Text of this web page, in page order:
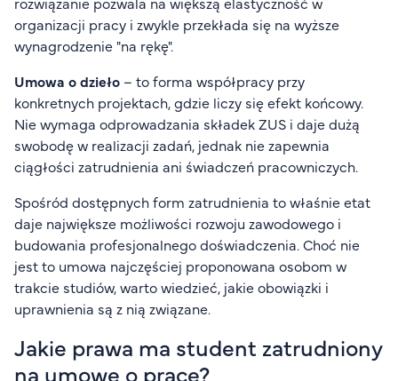
organizacji pracy i zwykle przekłada się na wyższe
wynagrodzenie "na rękę".
Umowa o dzieło – to forma współpracy przy
konkretnych projektach, gdzie liczy się efekt końcowy.
Nie wymaga odprowadzania składek ZUS i daje dużą
swobodę w realizacji zadań, jednak nie zapewnia
ciągłości zatrudnienia ani świadczeń pracowniczych.
Spośród dostępnych form zatrudnienia to właśnie etat
daje największe możliwości rozwoju zawodowego i
budowania profesjonalnego doświadczenia. Choć nie
jest to umowa najczęściej proponowana osobom w
trakcie studiów, warto wiedzieć, jakie obowiązki i
uprawnienia są z nią związane.
Jakie prawa ma student zatrudniony
na umowę o pracę?